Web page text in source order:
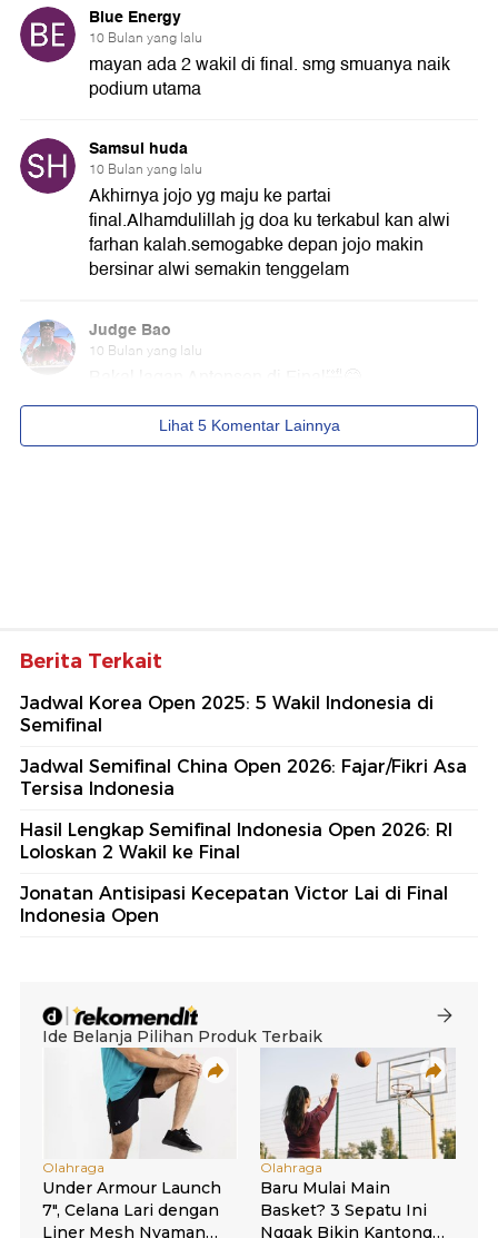
Berita Terkait
Jadwal Korea Open 2025: 5 Wakil Indonesia di
Semifinal
Jadwal Semifinal China Open 2026: Fajar/Fikri Asa
Tersisa Indonesia
Hasil Lengkap Semifinal Indonesia Open 2026: RI
Loloskan 2 Wakil ke Final
Jonatan Antisipasi Kecepatan Victor Lai di Final
Indonesia Open